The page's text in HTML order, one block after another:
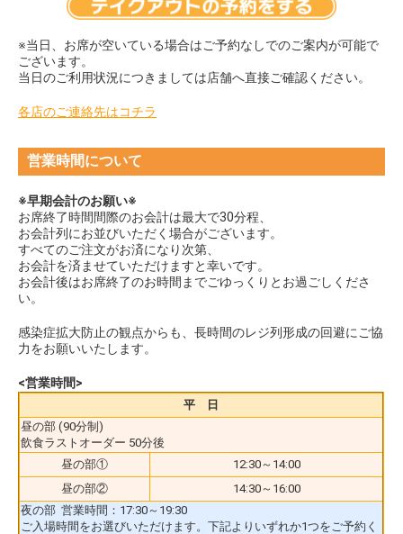
※当日、お席が空いている場合はご予約なしでのご案内が可能で
ございます。
当日のご利用状況につきましては店舗へ直接ご確認ください。
各店のご連絡先はコチラ
営業時間について
※早期会計のお願い※
お席終了時間間際のお会計は最大で30分程、
お会計列にお並びいただく場合がございます。
すべてのご注文がお済になり次第、
お会計を済ませていただけますと幸いです。
お会計後はお席終了のお時間までごゆっくりとお過ごしくださ
い。
感染症拡大防止の観点からも、長時間のレジ列形成の回避にご協
力をお願いいたします。
<営業時間>
平 日
昼の部 (90分制)
飲食ラストオーダー 50分後
昼の部①
12:30～14:00
昼の部②
14:30～16:00
夜の部 営業時間：17:30～19:30
ご入場時間をお選びいただけます。下記よりいずれか1つをご予約く